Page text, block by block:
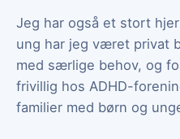
Jeg har også et stort
ung har jeg været privat
med særlige behov, og
frivillig hos ADHD-
familier med børn og